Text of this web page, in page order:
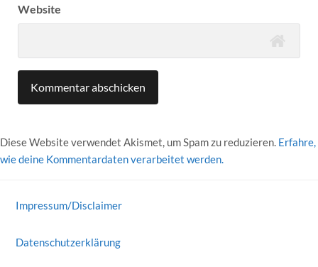
Website
Diese Website verwendet Akismet, um Spam zu reduzieren. Erfahre,
wie deine Kommentardaten verarbeitet werden.
Impressum/Disclaimer
Datenschutzerklärung